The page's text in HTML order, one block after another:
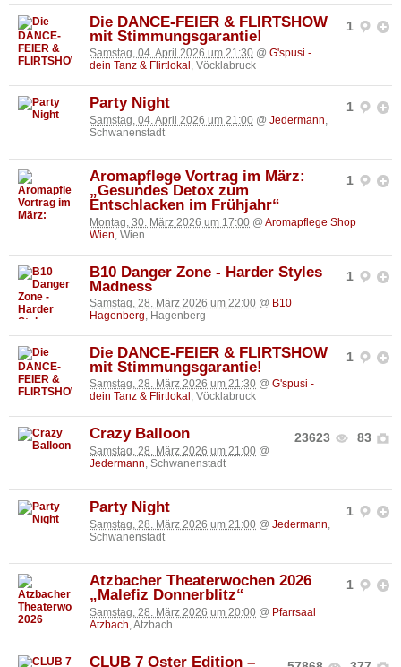
1
Die DANCE-FEIER & FLIRTSHOW
mit Stimmungsgarantie!
Samstag, 04. April 2026 um 21:30 @ G'spusi -
dein Tanz & Flirtlokal , Vöcklabruck
1
Party Night
Samstag, 04. April 2026 um 21:00 @ Jedermann
Schwanenstadt
1
Aromapflege Vortrag im März:
„Gesundes Detox zum
Entschlacken im Frühjahr“
Montag, 30. März 2026 um 17:00 @ Aromapflege Shop
Wien , Wien
1
B10 Danger Zone - Harder Styles
Madness
Samstag, 28. März 2026 um 22:00 @ B10
Hagenberg, Hagenberg
1
Die DANCE-FEIER & FLIRTSHOW
mit Stimmungsgarantie!
Samstag, 28. März 2026 um 21:30 @ G'spusi -
dein Tanz & Flirtlokal , Vöcklabruck
23623 83
Crazy Balloon
Samstag, 28. März 2026 um 21:00 @
Jedermann , Schwanenstadt
1
Party Night
Samstag, 28. März 2026 um 21:00 @ Jedermann
Schwanenstadt
1
Atzbacher Theaterwochen 2026
„Malefiz Donnerblitz“
Samstag, 28. März 2026 um 20:00 @ Pfarrsaal
Atzbach , Atzbach
CLUB 7 Oster Edition –